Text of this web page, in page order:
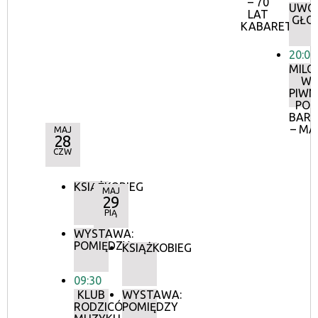
LAT
KABARETU
20:00
W
POD
–
MAJ
28
CZW
KSIĄŻKOBIEG
WYSTAWA:
POMIĘDZY
09:30
KLUB
RODZICÓW:
MAJ
29
PIĄ
KSIĄŻKOBIEG
WYSTAWA:
POMIĘDZY